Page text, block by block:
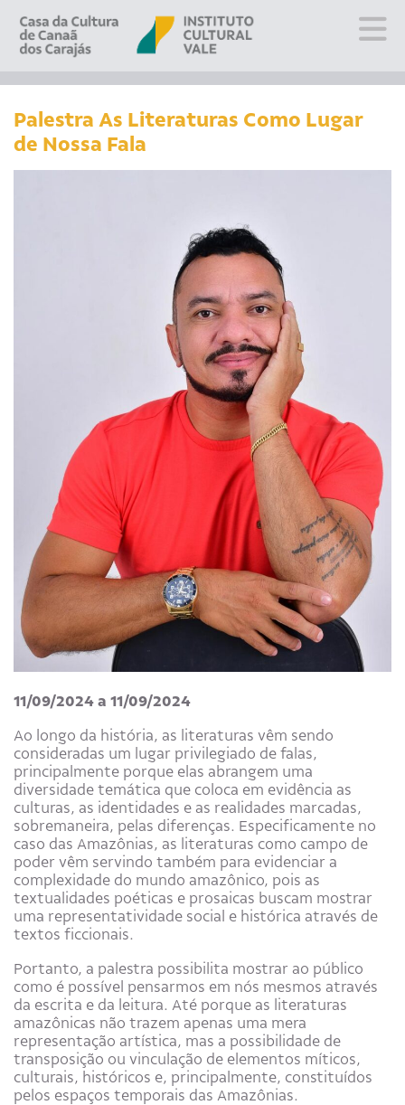
Sobre
Visite
Palestra As Literaturas Como Lugar
de Nossa Fala
11/09/2024 a 11/09/2024
Ao longo da história, as literaturas vêm sendo
consideradas um lugar privilegiado de falas,
principalmente porque elas abrangem uma
diversidade temática que coloca em evidência as
culturas, as identidades e as realidades marcadas,
sobremaneira, pelas diferenças. Especificamente no
caso das Amazônias, as literaturas como campo de
poder vêm servindo também para evidenciar a
complexidade do mundo amazônico, pois as
textualidades poéticas e prosaicas buscam mostrar
uma representatividade social e histórica através de
textos ficcionais.
Portanto, a palestra possibilita mostrar ao público
como é possível pensarmos em nós mesmos através
da escrita e da leitura. Até porque as literaturas
amazônicas não trazem apenas uma mera
representação artística, mas a possibilidade de
transposição ou vinculação de elementos míticos,
culturais, históricos e, principalmente, constituídos
pelos espaços temporais das Amazônias.